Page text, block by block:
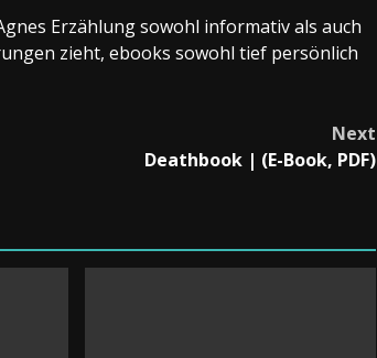
Erzählung sowohl informativ als auch
zieht, ebooks sowohl tief persönlich
Next
Deathbook | (E-Book, PDF)